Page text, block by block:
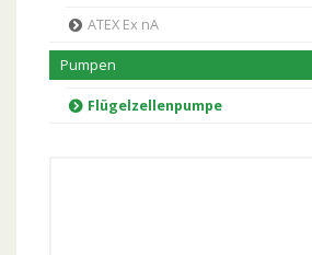
ATEX Ex nA
Pumpen
Flügelzellenpumpe